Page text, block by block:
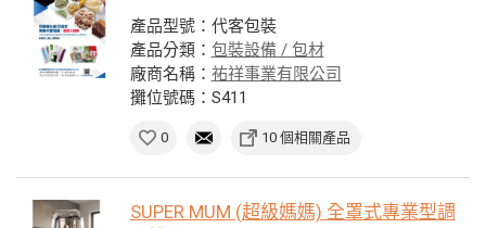
產品型號：代客包裝
產品分類： 包裝設備 / 包材
廠商名稱： 祐祥事業有限公司
攤位號碼：S411
0 10 個相關產品
SUPER MUM (超級媽媽) 全罩式專業型調